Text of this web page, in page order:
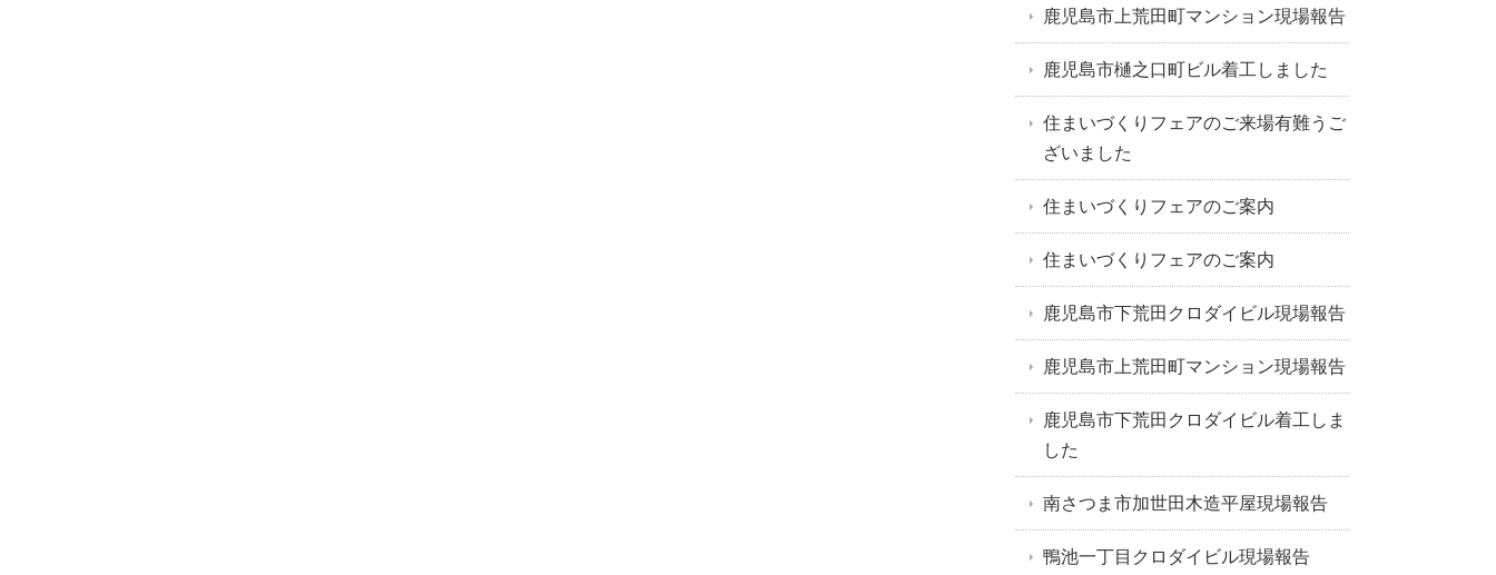
鹿児島市上荒田町マンション現場報告
鹿児島市樋之口町ビル着工しました
住まいづくりフェアのご来場有難うご
ざいました
住まいづくりフェアのご案内
住まいづくりフェアのご案内
鹿児島市下荒田クロダイビル現場報告
鹿児島市上荒田町マンション現場報告
鹿児島市下荒田クロダイビル着工しま
した
南さつま市加世田木造平屋現場報告
鴨池一丁目クロダイビル現場報告